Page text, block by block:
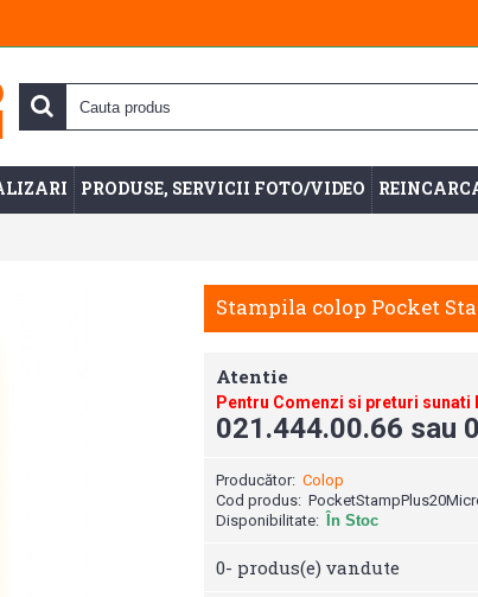
PRODUSE, SERVICII FOTO/VIDEO
Stampila colop Pocket
Atentie
Pentru Comenzi si preturi sunati
021.444.00.66 sau
Producător: Colop
Cod produs:
Disponibilitate:
În Stoc
0- produs(e) vandute